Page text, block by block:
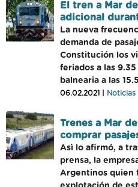
El tren a Mar
adicional
La nueva
demanda de
Constitución los
feriados a las
balnearia a las
06.02.2021 | Noticias
Trenes a Mar
comprar
Asì lo afirmó, a
prensa, la
Argentinos quien